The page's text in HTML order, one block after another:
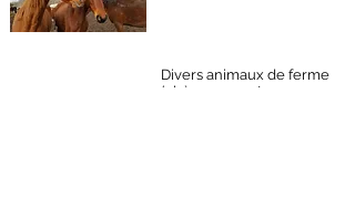
Divers animaux de ferme
(chèvres, moutons,